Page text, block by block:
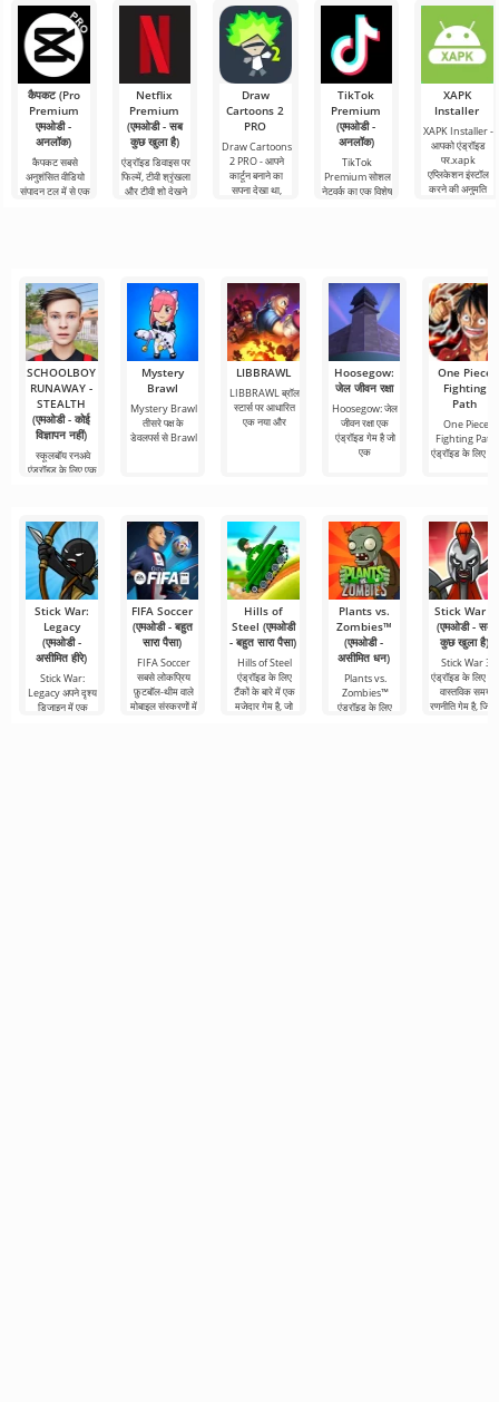
शैली में
कैपकट (Pro
Premium
एमओडी -
अनलॉक)
कैपकट सबसे
अनुशंसित वीडियो
संपादन टूल में से एक
Netflix
Premium
(एमओडी - सब
कुछ खुला है)
एंड्रॉइड डिवाइस पर
फिल्में, टीवी श्रृंखला
और टीवी शो देखने
Draw
Cartoons 2
PRO
Draw Cartoons
2 PRO - आपने
कार्टून बनाने का
सपना देखा था,
TikTok
Premium
(एमओडी -
अनलॉक)
TikTok
Premium सोशल
नेटवर्क का एक विशेष
XAPK
Installer
XAPK Installer -
आपको एंड्रॉइड
पर.xapk
एप्लिकेशन इंस्टॉल
करने की अनुमति
SCHOOLBOY
RUNAWAY -
STEALTH
(एमओडी - कोई
विज्ञापन नहीं)
स्कूलबॉय रनअवे
एंड्रॉइड के लिए एक
Mystery
Brawl
Mystery Brawl
तीसरे पक्ष के
डेवलपर्स से Brawl
LIBBRAWL
LIBBRAWL ब्रॉल
स्टार्स पर आधारित
एक नया और
Hoosegow:
जेल जीवन रक्षा
Hoosegow: जेल
जीवन रक्षा एक
एंड्रॉइड गेम है जो
एक
One Piece
Fighting
Path
One Piece
Fighting Path
एंड्रॉइड के लिए
Stick War:
Legacy
(एमओडी -
असीमित हीरे)
Stick War:
Legacy अपने दृश्य
डिजाइन में एक
FIFA Soccer
(एमओडी - बहुत
सारा पैसा)
FIFA Soccer
सबसे लोकप्रिय
फ़ुटबॉल-थीम वाले
मोबाइल संस्करणों में
Hills of
Steel (एमओडी
- बहुत सारा पैसा)
Hills of Steel
एंड्रॉइड के लिए
टैंकों के बारे में एक
मजेदार गेम है, जो
Plants vs.
Zombies™
(एमओडी -
असीमित धन)
Plants vs.
Zombies™
एंड्रॉइड के लिए
Stick War 3
(एमओडी - सब
कुछ खुला है)
Stick War 3
एंड्रॉइड के लिए
वास्तविक समय
रणनीति गेम है,